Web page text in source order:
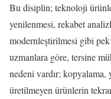
Bu disiplin; teknoloji
yenilenmesi, rekabet
modernleştirilmesi gibi
uzmanlara göre, tersine
nedeni vardır; kopyalama,
üretilmeyen ürünlerin